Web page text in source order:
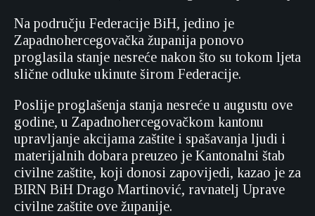
Na području Federacije BiH, jedino je
Zapadnohercegovačka županija ponovo
proglasila stanje nesreće nakon što su tokom ljeta
slične odluke ukinute širom Federacije.
Poslije proglašenja stanja nesreće u augustu ove
godine, u Zapadnohercegovačkom kantonu
upravljanje akcijama zaštite i spašavanja ljudi i
materijalnih dobara preuzeo je Kantonalni štab
civilne zaštite, koji donosi zapovijedi, kazao je za
BIRN BiH Drago Martinović, ravnatelj Uprave
civilne zaštite ove županije.